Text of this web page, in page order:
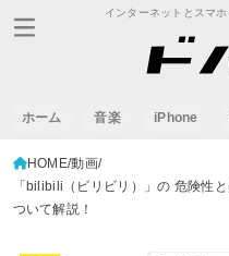
インターネットとスマ
ホーム 音楽 iPhone
HOME 動画
「bilibili（ビリビリ）」の 危険性
ついて解説！